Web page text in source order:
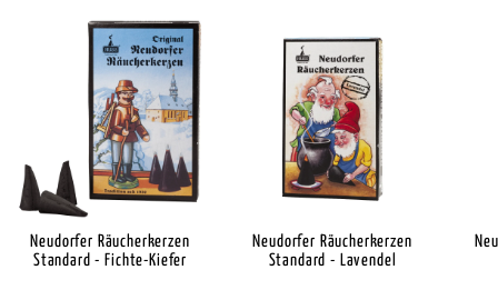
Neudorfer Räucherkerzen
Standard - Fichte-Kiefer
Neudorfer Räucherkerzen
Standard - Lavendel